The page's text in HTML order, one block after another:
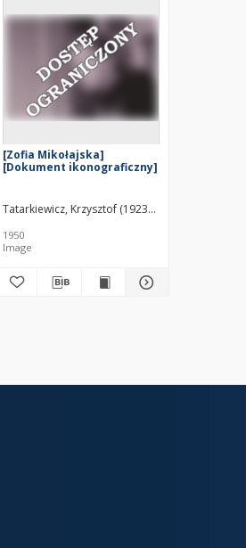
[Zofia Mikołajska]
[Dokument ikonograficzny]
Tatarkiewicz, Krzysztof (1923–2011)
1950
Image